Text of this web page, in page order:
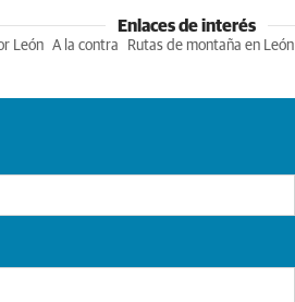
Enlaces de interés
León A la contra Rutas de montaña en León